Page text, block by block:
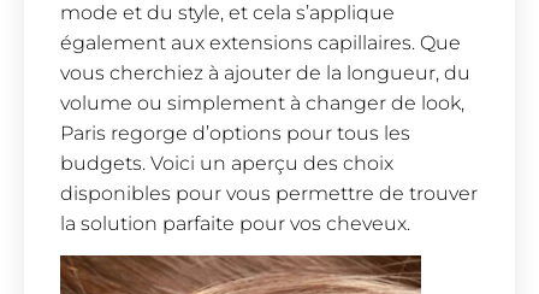
mode et du style, et cela s’applique
également aux extensions capillaires. Que
vous cherchiez à ajouter de la longueur, du
volume ou simplement à changer de look,
Paris regorge d’options pour tous les
budgets. Voici un aperçu des choix
disponibles pour vous permettre de trouver
la solution parfaite pour vos cheveux.